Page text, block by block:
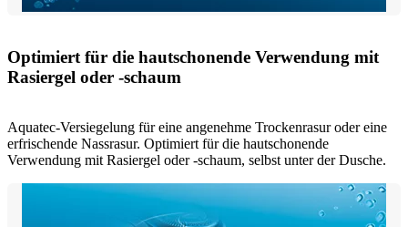
Optimiert für die hautschonende Verwendung mit
Rasiergel oder -schaum
Aquatec-Versiegelung für eine angenehme Trockenrasur oder eine
erfrischende Nassrasur. Optimiert für die hautschonende
Verwendung mit Rasiergel oder -schaum, selbst unter der Dusche.